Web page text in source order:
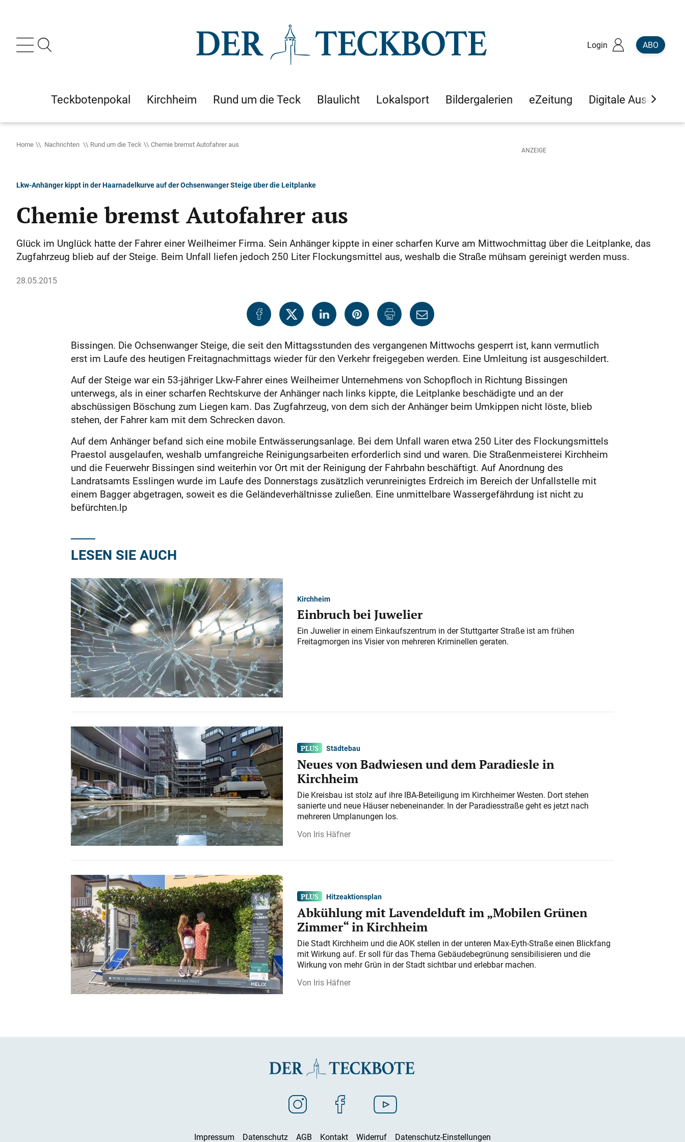
Login ABO
Teckbotenpokal Kirchheim Rund um die Teck Blaulicht Lokalsport Bildergalerien eZeitung Digitale Ausgaben
Home Nachrichten Rund um die Teck Chemie bremst Autofahrer aus
Lkw-Anhänger kippt in der Haarnadelkurve auf der Ochsenwanger Steige über die Leitplanke
Chemie bremst Autofahrer aus
Glück im Unglück hatte der Fahrer einer Weilheimer Firma. Sein Anhänger kippte in einer scharfen Kurve am Mittwochmittag über die Leitplanke, das
Zugfahrzeug blieb auf der Steige. Beim Unfall liefen jedoch 250 Liter Flockungsmittel aus, weshalb die Straße mühsam gereinigt werden muss.
28.05.2015
Bissingen. Die Ochsenwanger Steige, die seit den Mittagsstunden des vergangenen Mittwochs gesperrt ist, kann vermutlich
erst im Laufe des heutigen Freitagnachmittags wieder für den Verkehr freigegeben werden. Eine Umleitung ist ausgeschildert.
Auf der Steige war ein 53-jähriger Lkw-Fahrer eines Weilheimer Unternehmens von Schopfloch in Richtung Bissingen
unterwegs, als in einer scharfen Rechtskurve der Anhänger nach links kippte, die Leitplanke beschädigte und an der
abschüssigen Böschung zum Liegen kam. Das Zugfahrzeug, von dem sich der Anhänger beim Umkippen nicht löste, blieb
stehen, der Fahrer kam mit dem Schrecken davon.
Auf dem Anhänger befand sich eine mobile Entwässerungsanlage. Bei dem Unfall waren etwa 250 Liter des Flockungsmittels
Praestol ausgelaufen, weshalb umfangreiche Reinigungsarbeiten erforderlich sind und waren. Die Straßenmeisterei Kirchheim
und die Feuerwehr Bissingen sind weiterhin vor Ort mit der Reinigung der Fahrbahn beschäftigt. Auf Anordnung des
Landratsamts Esslingen wurde im Laufe des Donnerstags zusätzlich verunreinigtes Erdreich im Bereich der Unfallstelle mit
einem Bagger abgetragen, soweit es die Geländeverhältnisse zuließen. Eine unmittelbare Wassergefährdung ist nicht zu
befürchten.lp
LESEN SIE AUCH
Kirchheim
Einbruch bei Juwelier
Ein Juwelier in einem Einkaufszentrum in der Stuttgarter Straße ist am frühen
Freitagmorgen ins Visier von mehreren Kriminellen geraten.
Städtebau
Neues von Badwiesen und dem Paradiesle in
Kirchheim
Die Kreisbau ist stolz auf ihre IBA-Beteiligung im Kirchheimer Westen. Dort stehen
sanierte und neue Häuser nebeneinander. In der Paradiesstraße geht es jetzt nach
mehreren Umplanungen los.
Iris Häfner
Hitzeaktionsplan
Abkühlung mit Lavendelduft im „Mobilen Grünen
Zimmer“ in Kirchheim
Die Stadt Kirchheim und die AOK stellen in der unteren Max-Eyth-Straße einen Blickfang
mit Wirkung auf. Er soll für das Thema Gebäudebegrünung sensibilisieren und die
Wirkung von mehr Grün in der Stadt sichtbar und erlebbar machen.
Iris Häfner
Impressum Datenschutz AGB Kontakt Widerruf Datenschutz-Einstellungen